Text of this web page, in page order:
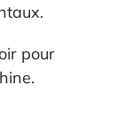
pour